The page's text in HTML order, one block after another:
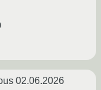
02.06.2026